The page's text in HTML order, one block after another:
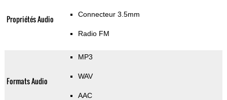
Propriétés Audio Connecteur 3.5mm
Radio FM
Formats Audio
MP3
WAV
AAC